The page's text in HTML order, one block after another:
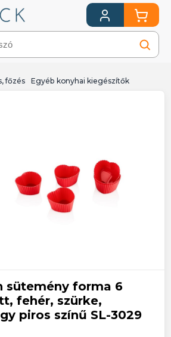
főzés Egyéb konyhai kiegészítők
sütemény forma 6
fehér, szürke,
piros színű SL-3029